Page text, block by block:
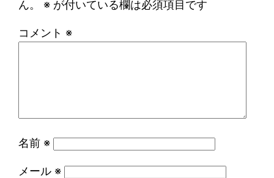
ん。
※ が付いている欄は必須項目です
コメント ※
名前 ※
メール ※